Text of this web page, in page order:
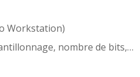
Workstation)
nombre de bits,…